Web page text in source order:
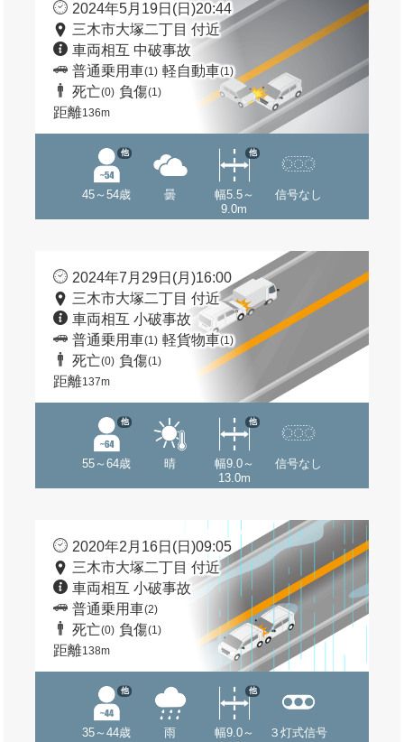
2024年5月19日(日)20:44
三木市大塚二丁目 付近
車両相互 中破事故
普通乗用車(1) 軽自動車(1)
死亡(0) 負傷(1)
距離136m
45～54歳
他
曇
幅5.5～
9.0m
他
信号なし
2024年7月29日(月)16:00
三木市大塚二丁目 付近
車両相互 小破事故
普通乗用車(1) 軽貨物車(1)
死亡(0) 負傷(1)
距離137m
55～64歳
他
晴
幅9.0～
13.0m
他
信号なし
2020年2月16日(日)09:05
三木市大塚二丁目 付近
車両相互 小破事故
普通乗用車(2)
死亡(0) 負傷(1)
距離138m
35～44歳
他
雨
幅9.0～
他
３灯式信号